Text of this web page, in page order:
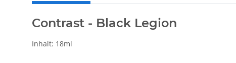
Contrast - Black Legion
Inhalt: 18ml